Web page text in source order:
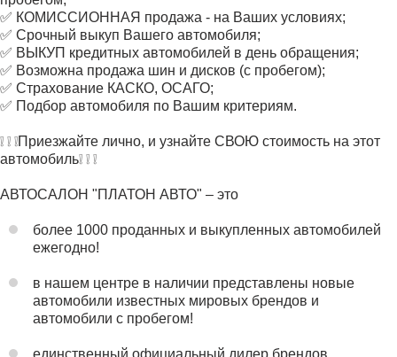
✅ КОМИССИОННАЯ продажа - на Ваших условиях;
✅ Срочный выкуп Вашего автомобиля;
✅ ВЫКУП кредитных автомобилей в день обращения;
✅ Возможна продажа шин и дисков (с пробегом);
✅ Страхование КАСКО, ОСАГО;
✅ Подбор автомобиля по Вашим критериям.
❕ ❕ ❕Приезжайте лично, и узнайте СВОЮ стоимость на этот
автомобиль❕ ❕ ❕
АВТОСАЛОН "ПЛАТОН АВТО" – это
более 1000 проданных и выкупленных автомобилей
ежегодно!
в нашем центре в наличии представлены новые
автомобили известных мировых брендов и
автомобили с пробегом!
единственный официальный дилер брендов